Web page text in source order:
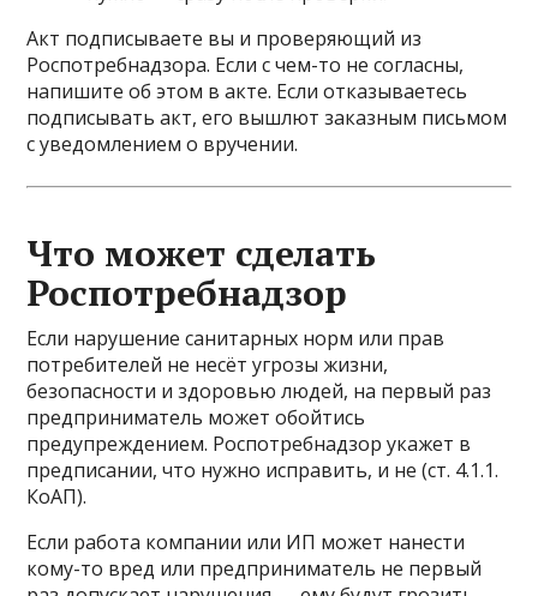
Акт подписываете вы и проверяющий из
Роспотребнадзора. Если с чем-то не согласны,
напишите об этом в акте. Если отказываетесь
подписывать акт, его вышлют заказным письмом
с уведомлением о вручении.
Что может сделать
Роспотребнадзор
Если нарушение санитарных норм или прав
потребителей не несёт угрозы жизни,
безопасности и здоровью людей, на первый раз
предприниматель может обойтись
предупреждением. Роспотребнадзор укажет в
предписании, что нужно исправить, и не (ст. 4.1.1.
КоАП).
Если работа компании или ИП может нанести
кому-то вред или предприниматель не первый